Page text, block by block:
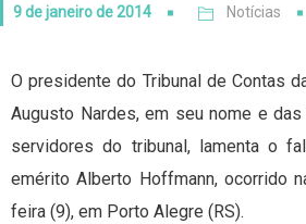
9 de janeiro de 2014 Notícias
O presidente do Tribunal de Contas
Augusto Nardes, em seu nome e
servidores do tribunal, lamenta o
emérito Alberto Hoffmann, ocorrido
feira (9), em Porto Alegre (RS).